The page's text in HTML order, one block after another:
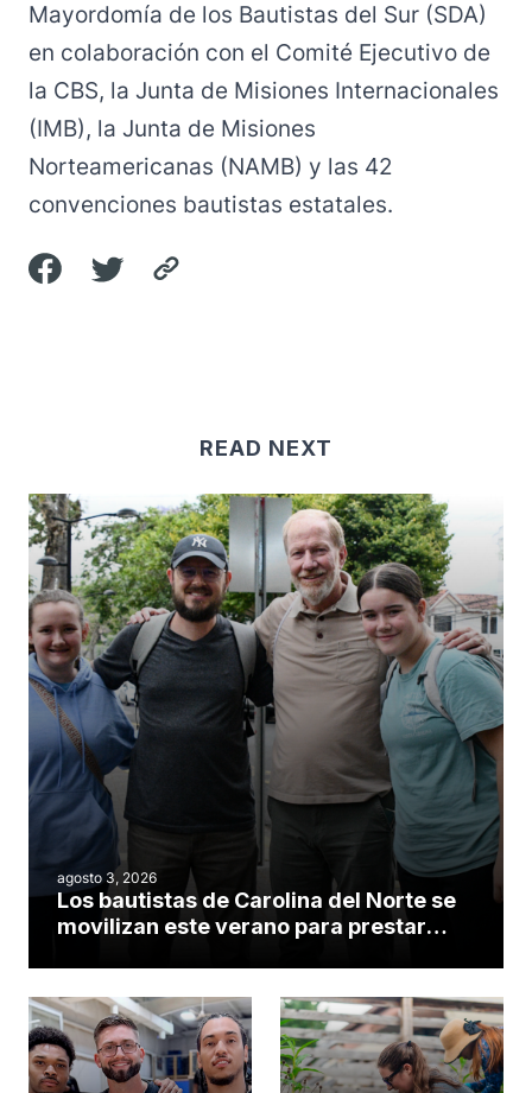
Mayordomía de los Bautistas del Sur (SDA)
en colaboración con el Comité Ejecutivo de
la CBS, la Junta de Misiones Internacionales
(IMB), la Junta de Misiones
Norteamericanas (NAMB) y las 42
convenciones bautistas estatales.
READ NEXT
agosto 3, 2026
Los bautistas de Carolina del Norte se
movilizan este verano para prestar